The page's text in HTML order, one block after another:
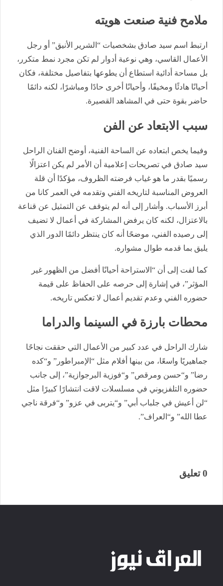
ملامح فنية صنعت هويته
ارتبط اسم سيد صادق بشخصيات “الشرير الأنيق” أو رجل
الأعمال القاسي، وهي نوعية أدوار لم تكن مجرد نمط متكرر،
بل مساحة أدائية استطاع أن يطوعها بتفاصيل مختلفة، فكان
أحيانًا هادئًا ومخيفًا، وأحيانًا أخرى حادًا ومباشرًا، لكنه دائمًا
حاضر بقوة حتى في المشاهد القصيرة.
سبب الابتعاد عن الفن
وفيما يخص ابتعاده عن الساحة الفنية، أوضح الفنان الراحل
سيد صادق في تصريحات إعلامية أن الأمر لم يكن اعتزالًا
رسميًا بقدر ما هو غياب فرضته الظروف، مؤكدًا أن قلة
العروض المناسبة لتاريخه الفني وتقدمه في العمر كانا من
أبرز الأسباب. وأشار إلى أنه لم يتوقف عن التمثيل عن قناعة
بالاعتزال، لكنه كان يرفض المشاركة في أعمال لا تضيف
إلى رصيده الفني، موضحًا أنه كان ينتظر دائمًا الدور الذي
يليق بما قدمه طوال مشواره.
كما لفت إلى أن “الاستراحة أحيانًا أفضل من الظهور غير
المؤثر”، في إشارة إلى حرصه على الحفاظ على قيمة
حضوره الفني وعدم تقديم أعمال لا تعكس تاريخه.
محطات بارزة في السينما والدراما
شارك الراحل في عدد كبير من الأعمال التي حققت نجاحًا
جماهيريًا واسعًا، من بينها أفلام مثل “الإمبراطور” و“كده
رضا” و“حسن ومرقص” و“فوزية البرجوازية”، إلى جانب
حضوره التلفزيوني في مسلسلات لاقت انتشارًا كبيرًا مثل
“لن أعيش في جلباب أبي” و“يتربى في عزو” و“فرقة ناجي
عطا الله” و“العراف”.
0 تعليق